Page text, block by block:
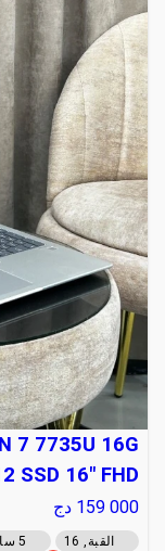
7 7735U 16G
SSD 16" FHD
159 000 دج
القبة, 16
5 ساعات